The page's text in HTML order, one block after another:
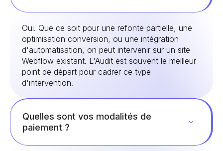
Oui. Que ce soit pour une refonte partielle, une
optimisation conversion, ou une intégration
d'automatisation, on peut intervenir sur un site
Webflow existant. L'Audit est souvent le meilleur
point de départ pour cadrer ce type
d'intervention.
Quelles sont vos modalités de
paiement ?